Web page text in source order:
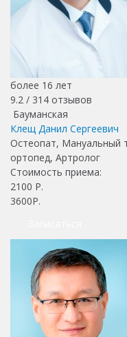
более 16 лет
9.2 / 314 отзывов
Бауманская
Клещ Данил Сергеевич
Остеопат, Мануальный
ортопед, Артролог
Стоимость приема:
2100 Р.
3600Р.